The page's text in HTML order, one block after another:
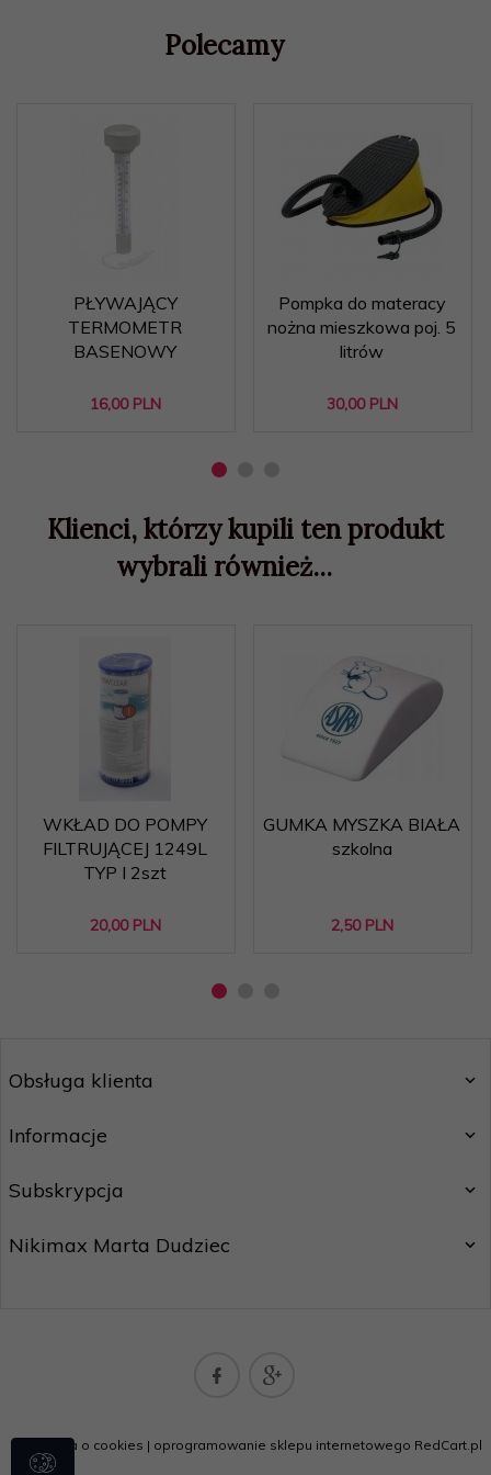
Polecamy
PŁYWAJĄCY
TERMOMETR
BASENOWY
16,00 PLN
Pompka do materacy
nożna mieszkowa poj. 5
litrów
30,00 PLN
Klienci, którzy kupili ten produkt
wybrali również...
WKŁAD DO POMPY
FILTRUJĄCEJ 1249L
TYP I 2szt
20,00 PLN
GUMKA MYSZKA BIAŁA
szkolna
2,50 PLN
Obsługa klienta
Informacje
Subskrypcja
Nikimax Marta Dudziec
Informacja o cookies | oprogramowanie sklepu internetowego RedCart.pl